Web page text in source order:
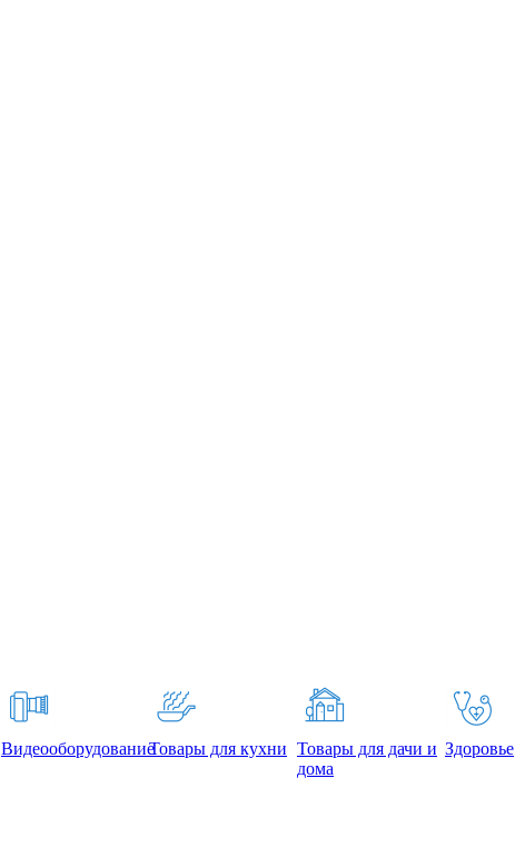
ВидеооборудованиеТовары для кухни Товары для дачи и
дома
Здоровье